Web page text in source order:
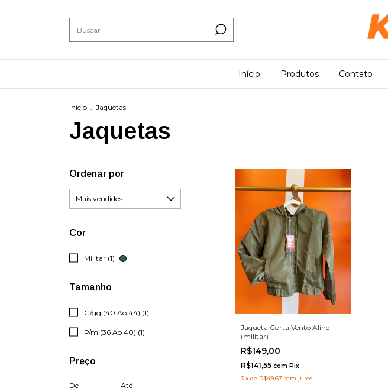
Início Produtos Contato
Início . Jaquetas
Jaquetas
Ordenar por
Cor
Militar (1)
Tamanho
G/gg (40 Ao 44) (1)
P/m (36 Ao 40) (1)
Preço
De Até
Jaqueta Corta Vento Aline
(militar)
R$149,00
R$141,55 com Pix
3 x de R$49,67 sem juros